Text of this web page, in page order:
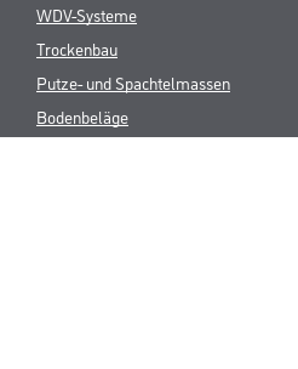
WDV-Systeme
Trockenbau
Putze- und Spachtelmassen
Bodenbeläge